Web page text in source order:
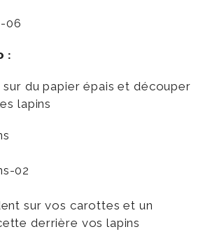
:
du papier épais et découper
lapins
sur vos carottes et un
derrière vos lapins